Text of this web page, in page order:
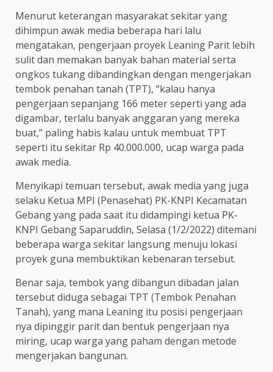
Menurut keterangan masyarakat sekitar yang
dihimpun awak media beberapa hari lalu
mengatakan, pengerjaan proyek Leaning Parit lebih
sulit dan memakan banyak bahan material serta
ongkos tukang dibandingkan dengan mengerjakan
tembok penahan tanah (TPT), “kalau hanya
pengerjaan sepanjang 166 meter seperti yang ada
digambar, terlalu banyak anggaran yang mereka
buat,” paling habis kalau untuk membuat TPT
seperti itu sekitar Rp 40.000.000, ucap warga pada
awak media.
Menyikapi temuan tersebut, awak media yang juga
selaku Ketua MPI (Penasehat) PK-KNPI Kecamatan
Gebang yang pada saat itu didampingi ketua PK-
KNPI Gebang Saparuddin, Selasa (1/2/2022) ditemani
beberapa warga sekitar langsung menuju lokasi
proyek guna membuktikan kebenaran tersebut.
Benar saja, tembok yang dibangun dibadan jalan
tersebut diduga sebagai TPT (Tembok Penahan
Tanah), yang mana Leaning itu posisi pengerjaan
nya dipinggir parit dan bentuk pengerjaan nya
miring, ucap warga yang paham dengan metode
mengerjakan bangunan.